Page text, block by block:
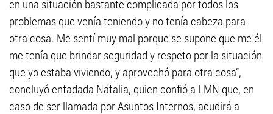
en una situación bastante complicada por todos los
problemas que venía teniendo y no tenía cabeza para
otra cosa. Me sentí muy mal porque se supone que me él
me tenía que brindar seguridad y respeto por la situación
que yo estaba viviendo, y aprovechó para otra cosa”,
concluyó enfadada Natalia, quien confió a LMN que, en
caso de ser llamada por Asuntos Internos, acudirá a